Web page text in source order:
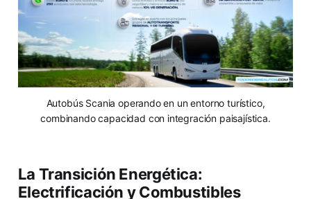
Autobús Scania operando en un entorno turístico,
combinando capacidad con integración paisajística.
La Transición Energética:
Electrificación y Combustibles